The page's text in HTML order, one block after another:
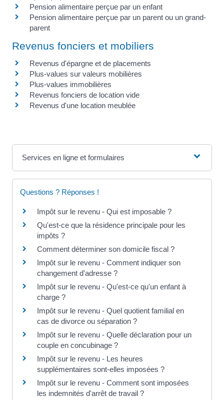
Pension alimentaire perçue par un enfant
Pension alimentaire perçue par un parent ou un grand-
parent
Revenus fonciers et mobiliers
Revenus d'épargne et de placements
Plus-values sur valeurs mobilières
Plus-values immobilières
Revenus fonciers de location vide
Revenus d'une location meublée
Services en ligne et formulaires
Questions ? Réponses !
Impôt sur le revenu - Qui est imposable ?
Qu'est-ce que la résidence principale pour les
impôts ?
Comment déterminer son domicile fiscal ?
Impôt sur le revenu - Comment indiquer son
changement d'adresse ?
Impôt sur le revenu - Qu'est-ce qu'un enfant à
charge ?
Impôt sur le revenu - Quel quotient familial en
cas de divorce ou séparation ?
Impôt sur le revenu - Quelle déclaration pour un
couple en concubinage ?
Impôt sur le revenu - Les heures
supplémentaires sont-elles imposées ?
Impôt sur le revenu - Comment sont imposées
les indemnités d'arrêt de travail ?